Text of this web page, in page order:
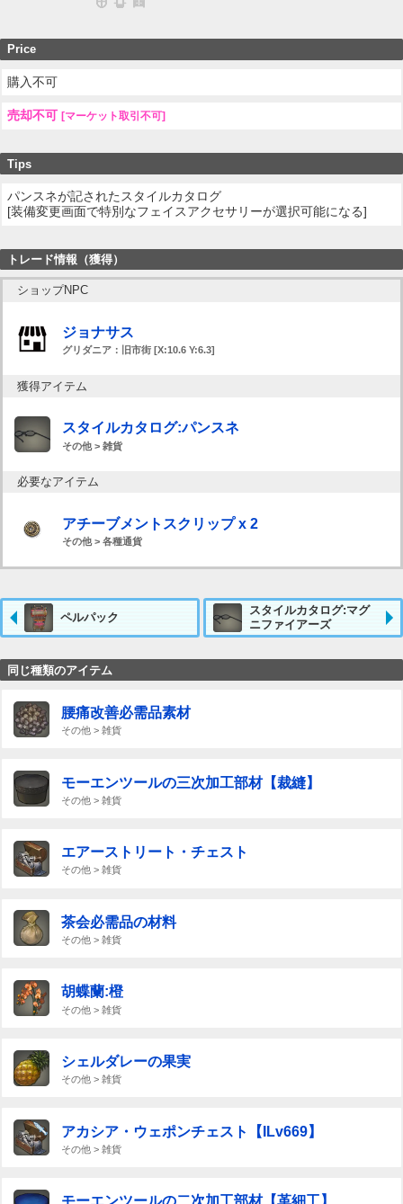
Price
購入不可
売却不可 [マーケット取引不可]
Tips
パンスネが記されたスタイルカタログ
[装備変更画面で特別なフェイスアクセサリーが選択可能になる]
トレード情報（獲得）
ショップNPC
ジョナサス
グリダニア：旧市街 [X:10.6 Y:6.3]
獲得アイテム
スタイルカタログ:パンスネ
その他 > 雑貨
必要なアイテム
アチーブメントスクリップ x 2
その他 > 各種通貨
ペルパック
スタイルカタログ:マグ
ニファイアーズ
同じ種類のアイテム
腰痛改善必需品素材
その他 > 雑貨
モーエンツールの三次加工部材【裁縫】
その他 > 雑貨
エアーストリート・チェスト
その他 > 雑貨
茶会必需品の材料
その他 > 雑貨
胡蝶蘭:橙
その他 > 雑貨
シェルダレーの果実
その他 > 雑貨
アカシア・ウェポンチェスト【ILv669】
その他 > 雑貨